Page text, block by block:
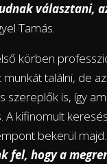
választani,
Tamás.
körben
találni, de
szereplők is, így
A kifinomult
bekerül majd.
fel, hogy a